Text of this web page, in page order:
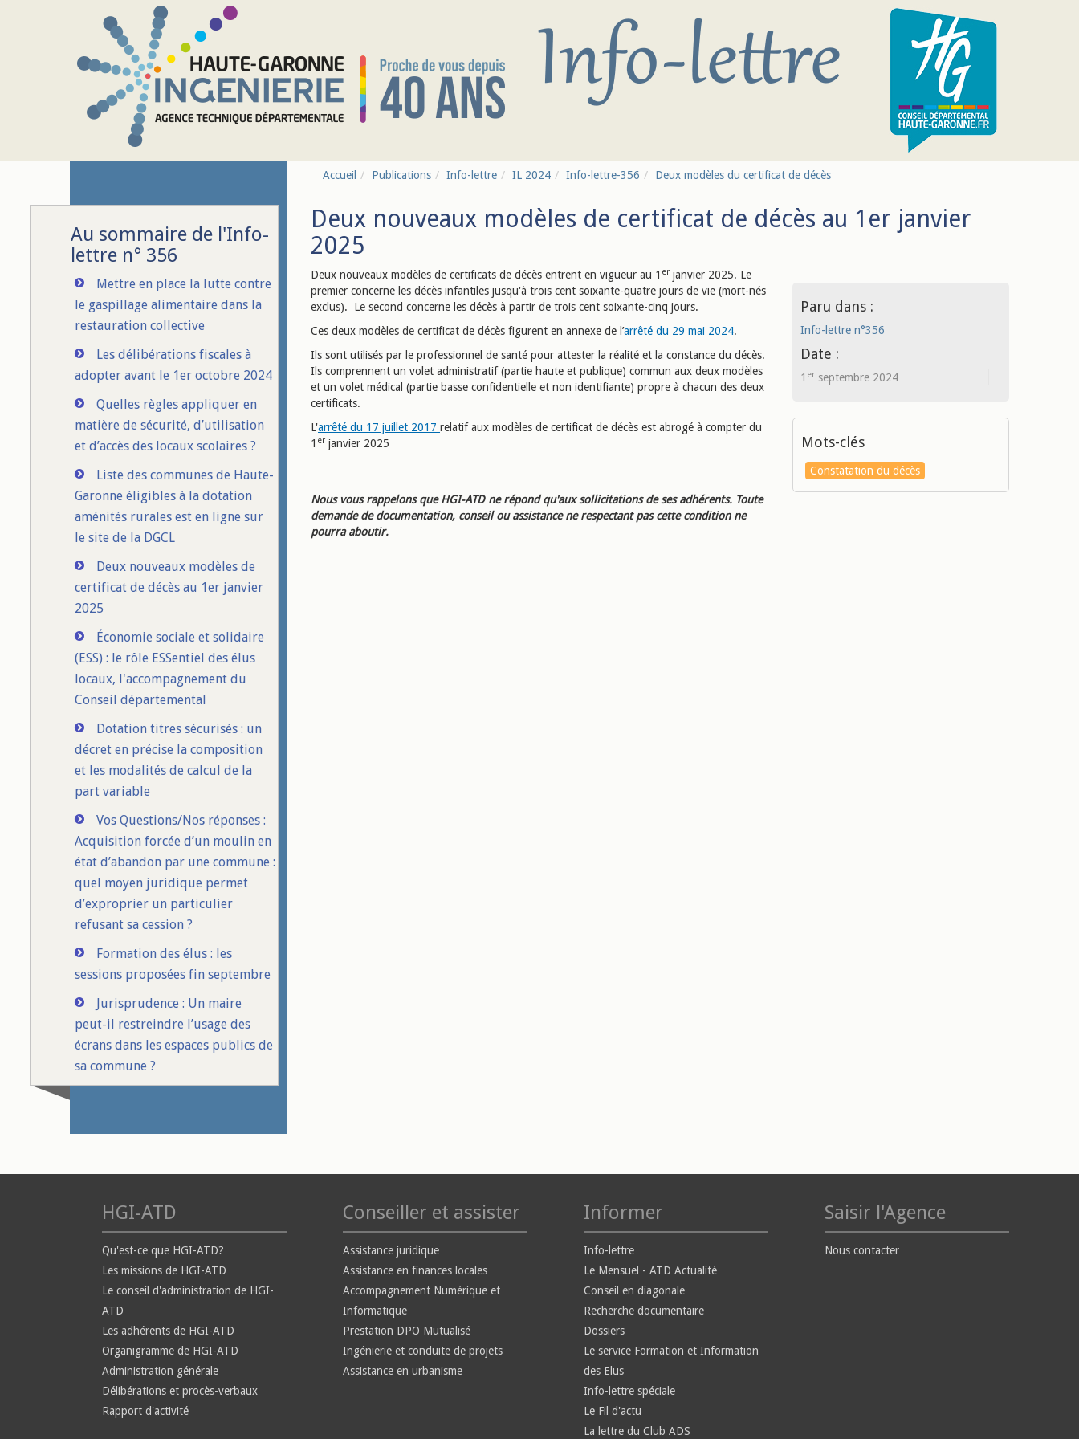
Au sommaire de l'Info-
lettre n° 356
Mettre en place la lutte contre
le gaspillage alimentaire dans la
restauration collective
Les délibérations fiscales à
adopter avant le 1er octobre 2024
Quelles règles appliquer en
matière de sécurité, d’utilisation
et d’accès des locaux scolaires ?
Liste des communes de Haute-
Garonne éligibles à la dotation
aménités rurales est en ligne sur
le site de la DGCL
Deux nouveaux modèles de
certificat de décès au 1er janvier
2025
Économie sociale et solidaire
(ESS) : le rôle ESSentiel des élus
locaux, l'accompagnement du
Conseil départemental
Dotation titres sécurisés : un
décret en précise la composition
et les modalités de calcul de la
part variable
Vos Questions/Nos réponses :
Acquisition forcée d’un moulin en
état d’abandon par une commune :
quel moyen juridique permet
d’exproprier un particulier
refusant sa cession ?
Formation des élus : les
sessions proposées fin septembre
Jurisprudence : Un maire
peut-il restreindre l’usage des
écrans dans les espaces publics de
sa commune ?
Accueil Publications Info-lettre IL 2024 Info-lettre-356 Deux modèles du certificat de décès
Deux nouveaux modèles de certificat de décès au 1er janvier
2025
Deux nouveaux modèles de certificats de décès entrent en vigueur au 1 er janvier 2025. Le
premier concerne les décès infantiles jusqu'à trois cent soixante-quatre jours de vie (mort-nés
exclus). Le second concerne les décès à partir de trois cent soixante-cinq jours.
Ces deux modèles de certificat de décès figurent en annexe de l’arrêté du 29 mai 2024.
Ils sont utilisés par le professionnel de santé pour attester la réalité et la constance du décès.
Ils comprennent un volet administratif (partie haute et publique) commun aux deux modèles
et un volet médical (partie basse confidentielle et non identifiante) propre à chacun des deux
certificats.
L'arrêté du 17 juillet 2017 relatif aux modèles de certificat de décès est abrogé à compter du
1 er janvier 2025
Nous vous rappelons que HGI-ATD ne répond qu'aux sollicitations de ses adhérents. Toute
demande de documentation, conseil ou assistance ne respectant pas cette condition ne
pourra aboutir.
Paru dans :
Info-lettre n°356
Date :
1 erseptembre 2024
Mots-clés
Constatation du décès
HGI-ATD
Qu'est-ce que HGI-ATD?
Les missions de HGI-ATD
Le conseil d'administration de HGI-
ATD
Les adhérents de HGI-ATD
Organigramme de HGI-ATD
Administration générale
Délibérations et procès-verbaux
Rapport d'activité
Conseiller et assister
Assistance juridique
Assistance en finances locales
Accompagnement Numérique et
Informatique
Prestation DPO Mutualisé
Ingénierie et conduite de projets
Assistance en urbanisme
Informer
Info-lettre
Le Mensuel - ATD Actualité
Conseil en diagonale
Recherche documentaire
Dossiers
Le service Formation et Information
des Elus
Info-lettre spéciale
Le Fil d'actu
La lettre du Club ADS
Saisir l'Agence
Nous contacter